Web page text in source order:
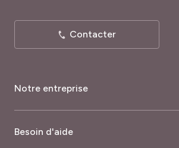
Notre entreprise
Besoin d'aide
Contacter